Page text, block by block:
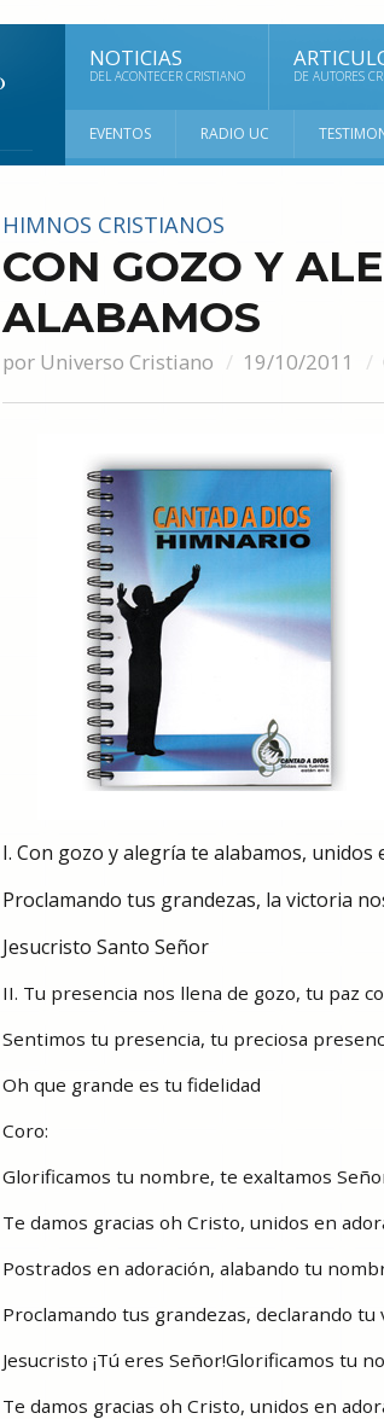
NOTICIAS
DEL ACONTECER CRISTIANO DE AUTORES
EVENTOS RADIO UC
HIMNOS CRISTIANOS
CON GOZO Y
ALABAMOS
por Universo Cristiano 19/10/2011
I. Con gozo y alegría te alabamos, unidos
Proclamando tus grandezas, la victoria
Jesucristo Santo Señor
II. Tu presencia nos llena de gozo, tu paz
Sentimos tu presencia, tu preciosa
Oh que grande es tu fidelidad
Coro:
Glorificamos tu nombre, te exaltamos
Te damos gracias oh Cristo, unidos en
Postrados en adoración, alabando tu
Proclamando tus grandezas, declarando tu
Jesucristo ¡Tú eres Señor!Glorificamos tu
Te damos gracias oh Cristo, unidos en